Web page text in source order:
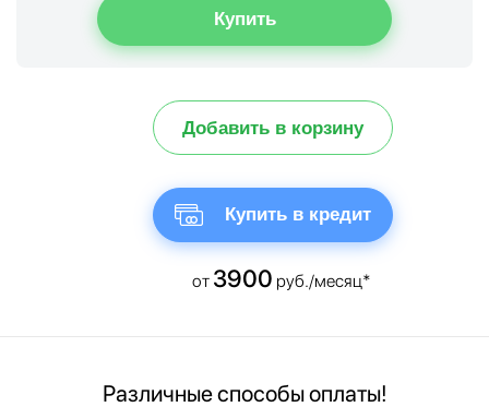
Добавить в корзину
Купить в кредит
от 3900 руб./месяц*
Различные способы оплаты!